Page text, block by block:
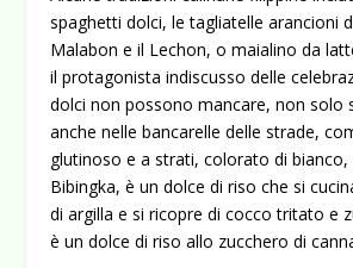
spaghetti dolci, le tagliatelle arancioni
Malabon e il Lechon, o maialino da
il protagonista indiscusso delle
dolci non possono mancare, non solo
anche nelle bancarelle delle strade,
glutinoso e a strati, colorato di bianco,
Bibingka, è un dolce di riso che si
di argilla e si ricopre di cocco tritato e
è un dolce di riso allo zucchero di